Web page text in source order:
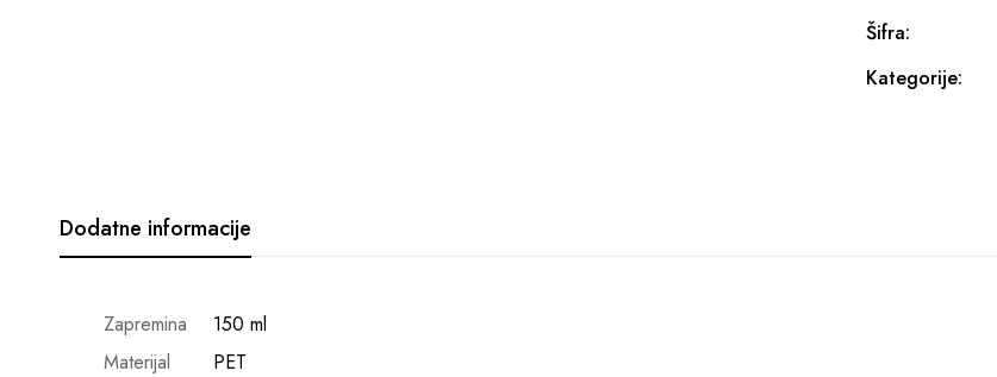
Šifra:
Kategorije:
Dodatne informacije
Zapremina
150 ml
Materijal
PET